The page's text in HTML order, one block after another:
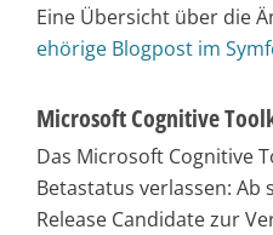
Eine Übersicht über die
ehörige Blogpost im
Microsoft Cognitive
Das Microsoft Cognitive
Betastatus verlassen:
Release Candidate zur